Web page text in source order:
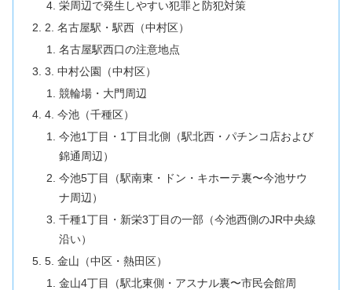
栄周辺で発生しやすい犯罪と防犯対策
2. 名古屋駅・駅西（中村区）
名古屋駅西口の注意地点
3. 中村公園（中村区）
競輪場・大門周辺
4. 今池（千種区）
今池1丁目・1丁目北側（駅北西・パチンコ店および
錦通周辺）
今池5丁目（駅南東・ドン・キホーテ裏〜今池サウ
ナ周辺）
千種1丁目・新栄3丁目の一部（今池西側のJR中央線
沿い）
5. 金山（中区・熱田区）
金山4丁目（駅北東側・アスナル裏〜市民会館周